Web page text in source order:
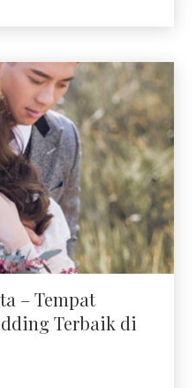
– Tempat
Terbaik di
– Tempat
Terbaik di